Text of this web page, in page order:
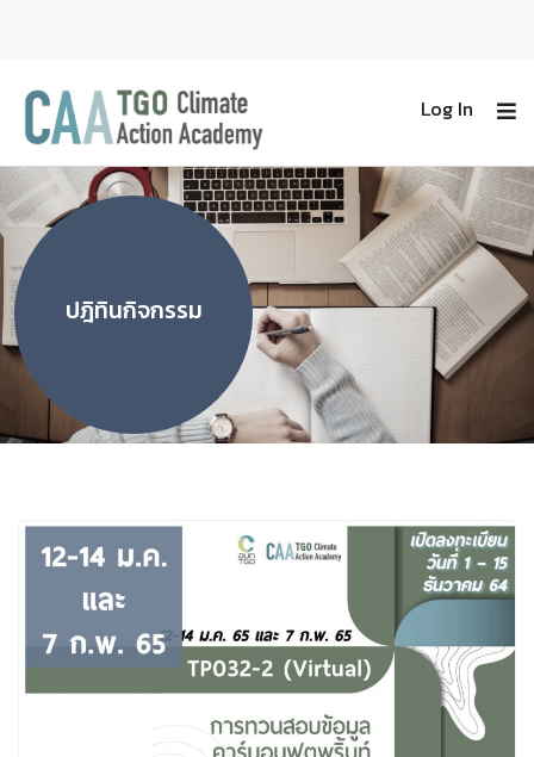
Log In
ปฎิทินกิจกรรม